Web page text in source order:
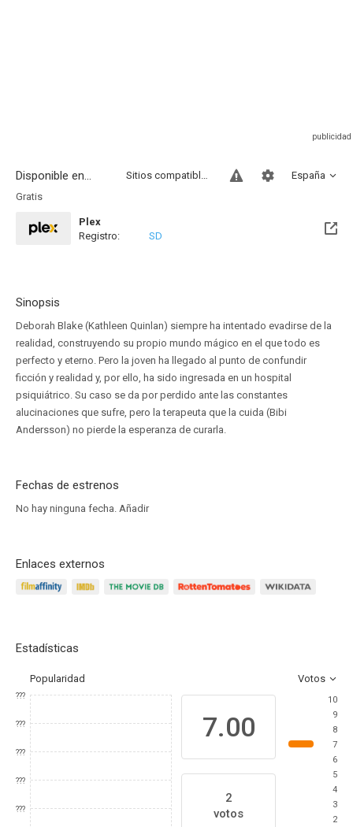
Disponible en... España
Sitios compatibles
Gratis
Plex
Registro:
SD
Sinopsis
Deborah Blake (Kathleen Quinlan) siempre ha intentado evadirse de la
realidad, construyendo su propio mundo mágico en el que todo es
perfecto y eterno. Pero la joven ha llegado al punto de confundir
ficción y realidad y, por ello, ha sido ingresada en un hospital
psiquiátrico. Su caso se da por perdido ante las constantes
alucinaciones que sufre, pero la terapeuta que la cuida (Bibi
Andersson) no pierde la esperanza de curarla.
Fechas de estrenos
No hay ninguna fecha. Añadir
Enlaces externos
Estadísticas
Popularidad Votos
???
???
???
???
???
7.00
2
votos
10
9
8
7
6
5
4
3
2